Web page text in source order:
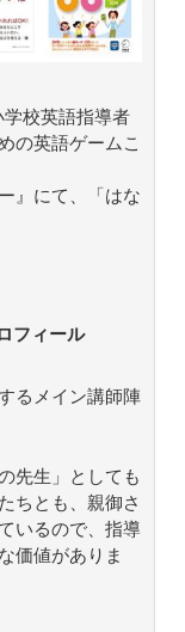
校英語指導者
の英語ゲームこ
』にて、「はな
フィール
るメイン講師陣
先生」としても
ちとも、親御さ
いるので、指導
価値がありま